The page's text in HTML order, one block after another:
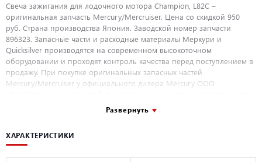
Свеча зажигания для лодочного мотора Champion, L82C –
оригинальная запчасть Mercury/Mercruiser. Цена со скидкой 950
руб. Страна производства Япония. Заводской номер запчасти
896323. Запасные части и расходные материалы Меркури и
Quicksilver производятся на современном высокоточном
оборудовании и проходят контроль качества перед поступлением в
продажу. При покупке оригинальных запасных частей
Mercury/Mercruiser у официального дилера Mercury ООО
приобретаемых деталей, а так же гарантийном покрытии
Развернуть
ХАРАКТЕРИСТИКИ